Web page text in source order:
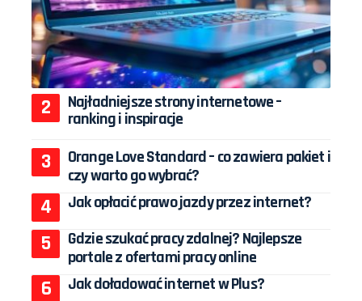
Najładniejsze strony internetowe –
ranking i inspiracje
Orange Love Standard – co zawiera pakiet i
czy warto go wybrać?
Jak opłacić prawo jazdy przez internet?
Gdzie szukać pracy zdalnej? Najlepsze
portale z ofertami pracy online
Jak doładować internet w Plus?